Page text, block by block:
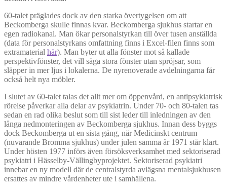
60-talet präglades dock av den starka övertygelsen om att
Beckomberga skulle finnas kvar. Beckomberga sjukhus startar en
egen radiokanal. Man ökar personalstyrkan till över tusen anställda
(data för personalstyrkans omfattning finns i Excel-filen finns som
extramaterial här). Man byter ut alla fönster mot så kallade
perspektivfönster, det vill säga stora fönster utan spröjsar, som
släpper in mer ljus i lokalerna. De nyrenoverade avdelningarna får
också helt nya möbler.
I slutet av 60-talet talas det allt mer om öppenvård, en antipsykiatrisk
rörelse påverkar alla delar av psykiatrin. Under 70- och 80-talen tas
sedan en rad olika beslut som till sist leder till inledningen av den
långa nedmonteringen av Beckomberga sjukhus. Innan dess byggs
dock Beckomberga ut en sista gång, när Medicinskt centrum
(nuvarande Bromma sjukhus) under julen samma år 1971 står klart.
Under hösten 1977 införs även försöksverksamhet med sektoriserad
psykiatri i Hässelby-Vällingbyprojektet. Sektoriserad psykiatri
innebar en ny modell där de centralstyrda avlägsna mentalsjukhusen
ersattes av mindre vårdenheter ute i samhällena.